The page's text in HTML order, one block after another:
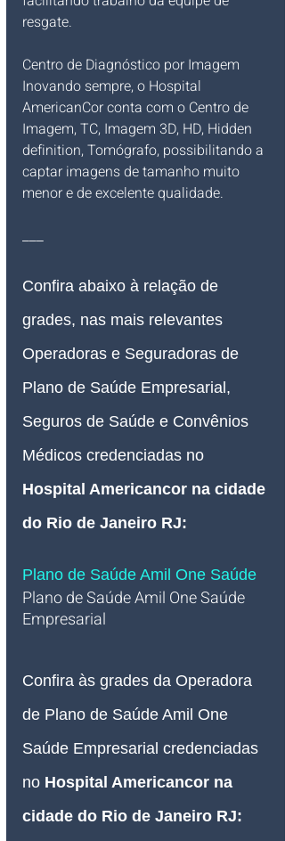
resgate.
Centro de Diagnóstico por Imagem
Inovando sempre, o Hospital
AmericanCor conta com o Centro de
Imagem, TC, Imagem 3D, HD, Hidden
definition, Tomógrafo, possibilitando a
captar imagens de tamanho muito
menor e de excelente qualidade.
___
Confira abaixo à relação de
grades, nas mais relevantes
Operadoras e Seguradoras de
Plano de Saúde Empresarial,
Seguros de Saúde e Convênios
Médicos credenciadas no
Hospital Americancor na cidade
do Rio de Janeiro RJ:
Plano de Saúde Amil One Saúde
Plano de Saúde Amil One Saúde
Empresarial
Confira às grades da Operadora
de Plano de Saúde Amil One
Saúde Empresarial credenciadas
no Hospital Americancor na
cidade do Rio de Janeiro RJ: